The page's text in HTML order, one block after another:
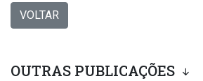
VOLTAR
OUTRAS PUBLICAÇÕES